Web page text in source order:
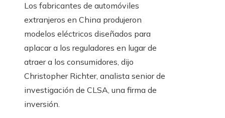
Los fabricantes de automóviles
extranjeros en China produjeron
modelos eléctricos diseñados para
aplacar a los reguladores en lugar de
atraer a los consumidores, dijo
Christopher Richter, analista senior de
investigación de CLSA, una firma de
inversión.